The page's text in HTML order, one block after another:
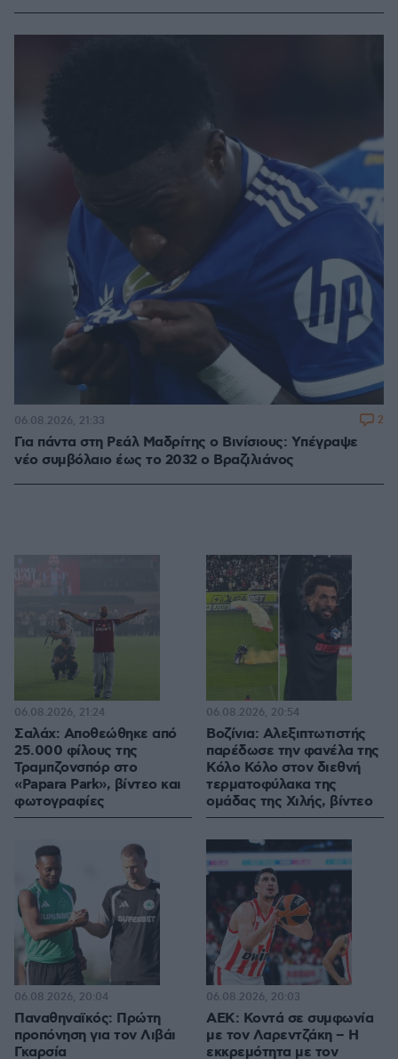
Για πάντα στη Ρεάλ Μαδρίτης ο Βινίσιους: Yπέγραψε
νέο συμβόλαιο έως το 2032 ο Βραζιλιάνος
06.08.2026, 21:33 2
Σαλάχ: Αποθεώθηκε από
25.000 φίλους της
Τραμπζονσπόρ στο
«Papara Park», βίντεο και
φωτογραφίες
06.08.2026, 21:24
Βοζίνια: Αλεξιπτωτιστής
παρέδωσε την φανέλα της
Κόλο Κόλο στον διεθνή
τερματοφύλακα της
ομάδας της Χιλής, βίντεο
06.08.2026, 20:54
Παναθηναϊκός: Πρώτη
προπόνηση για τον Λιβάι
Γκαρσία
06.08.2026, 20:04
ΑΕΚ: Κοντά σε συμφωνία
με τον Λαρεντζάκη – Η
εκκρεμότητα με τον
06.08.2026, 20:03